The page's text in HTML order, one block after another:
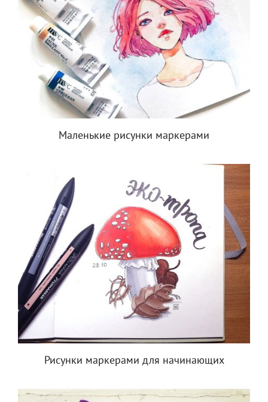
Маленькие рисунки маркерами
Рисунки маркерами для начинающих